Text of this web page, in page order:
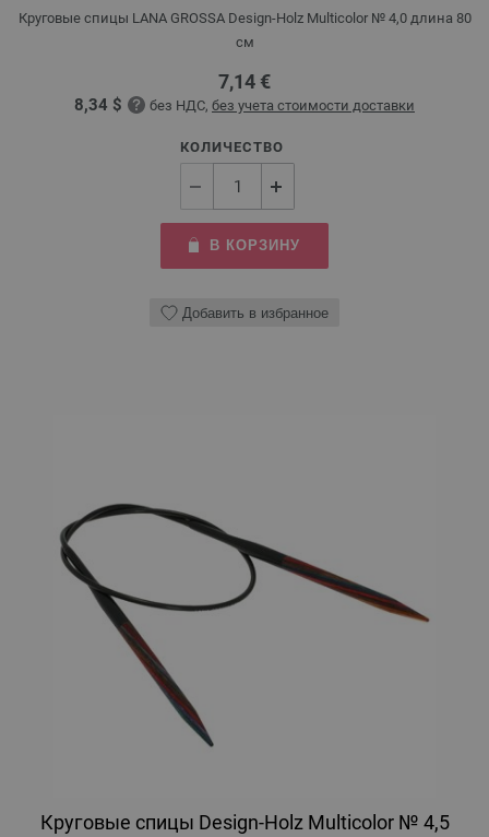
Круговые спицы LANA GROSSA Design-Holz Multicolor № 4,0 длина 80
см
7,14 €
8,34 $ без НДС, без учета стоимости доставки
КОЛИЧЕСТВО
В КОРЗИНУ
Добавить в избранное
Круговые спицы Design-Holz Multicolor № 4,5